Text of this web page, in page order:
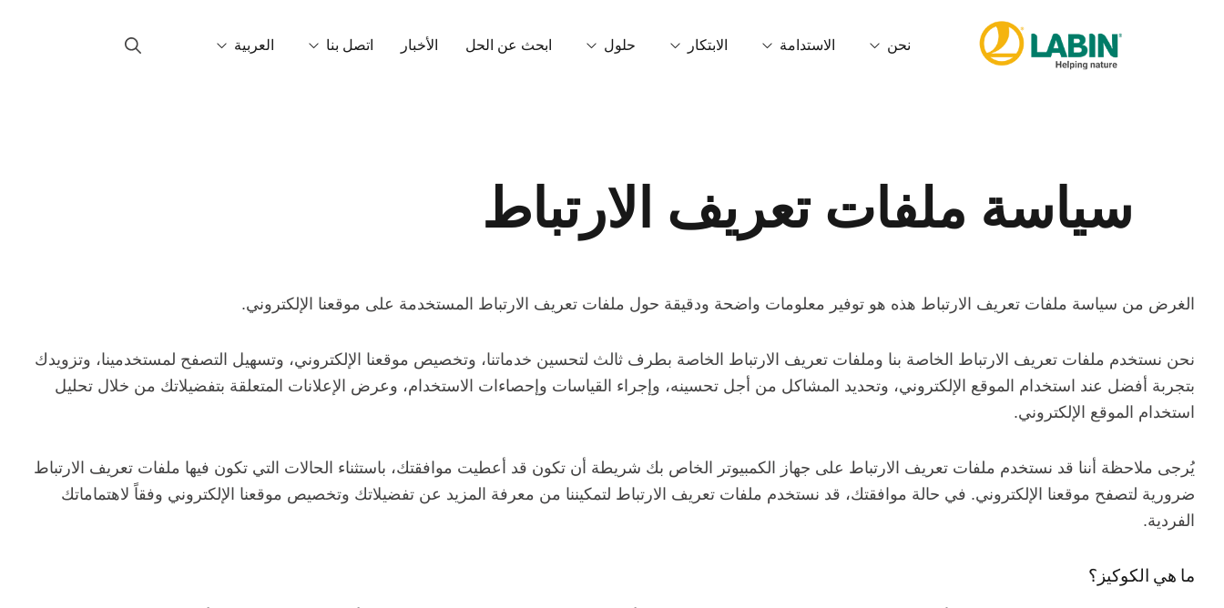
نحن
مدونة الأخلاقيات
الاستدامة الابتكار
التكنولوجيا الذكية
حلول
مادة NPK غير قابلة للذوبان في الماء
مكيفات أرضية
المكملات
ابحث عن الحل الأخبار اتصل بنا العربية
سياسة ملفات تعريف الارتباط
الغرض من سياسة ملفات تعريف الارتباط هذه هو توفير معلومات واضحة ودقيقة حول ملفات تعريف الارتباط المستخدمة على موقعنا الإلكتروني.
نحن نستخدم ملفات تعريف الارتباط الخاصة بنا وملفات تعريف الارتباط الخاصة بطرف ثالث لتحسين خدماتنا، وتخصيص موقعنا الإلكتروني، وتسهيل التصفح لمستخدمينا، وتزويدك
بتجربة أفضل عند استخدام الموقع الإلكتروني، وتحديد المشاكل من أجل تحسينه، وإجراء القياسات وإحصاءات الاستخدام، وعرض الإعلانات المتعلقة بتفضيلاتك من خلال تحليل
استخدام الموقع الإلكتروني.
يُرجى ملاحظة أننا قد نستخدم ملفات تعريف الارتباط على جهاز الكمبيوتر الخاص بك شريطة أن تكون قد أعطيت موافقتك، باستثناء الحالات التي تكون فيها ملفات تعريف الارتباط
ضرورية لتصفح موقعنا الإلكتروني. في حالة موافقتك، قد نستخدم ملفات تعريف الارتباط لتمكيننا من معرفة المزيد عن تفضيلاتك وتخصيص موقعنا الإلكتروني وفقاً لاهتماماتك
الفردية.
ما هي الكوكيز؟